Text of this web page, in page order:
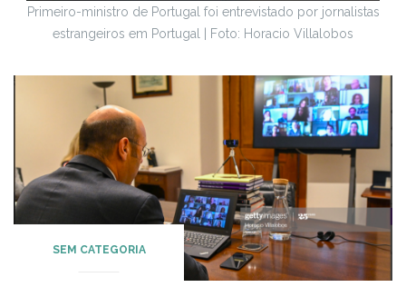
Primeiro-ministro de Portugal foi entrevistado por jornalistas
estrangeiros em Portugal | Foto: Horacio Villalobos
SEM CATEGORIA